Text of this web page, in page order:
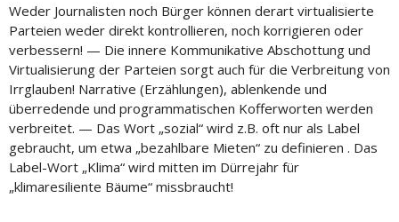
Weder Journalisten noch Bürger können derart virtualisierte
Parteien weder direkt kontrollieren, noch korrigieren oder
verbessern! — Die innere Kommunikative Abschottung und
Virtualisierung der Parteien sorgt auch für die Verbreitung von
Irrglauben! Narrative (Erzählungen), ablenkende und
überredende und programmatischen Kofferworten werden
verbreitet. — Das Wort „sozial“ wird z.B. oft nur als Label
gebraucht, um etwa „bezahlbare Mieten“ zu definieren . Das
Label-Wort „Klima“ wird mitten im Dürrejahr für
„klimaresiliente Bäume“ missbraucht!